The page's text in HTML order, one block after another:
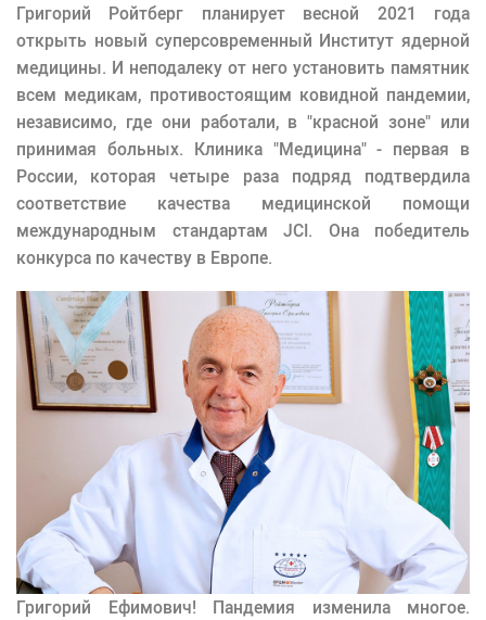
Григорий Ройтберг планирует весной 2021 года
открыть новый суперсовременный Институт ядерной
медицины. И неподалеку от него установить памятник
всем медикам, противостоящим ковидной пандемии,
независимо, где они работали, в "красной зоне" или
принимая больных. Клиника "Медицина" - первая в
России, которая четыре раза подряд подтвердила
соответствие качества медицинской помощи
международным стандартам JCI. Она победитель
конкурса по качеству в Европе.
Григорий Ефимович! Пандемия изменила многое.